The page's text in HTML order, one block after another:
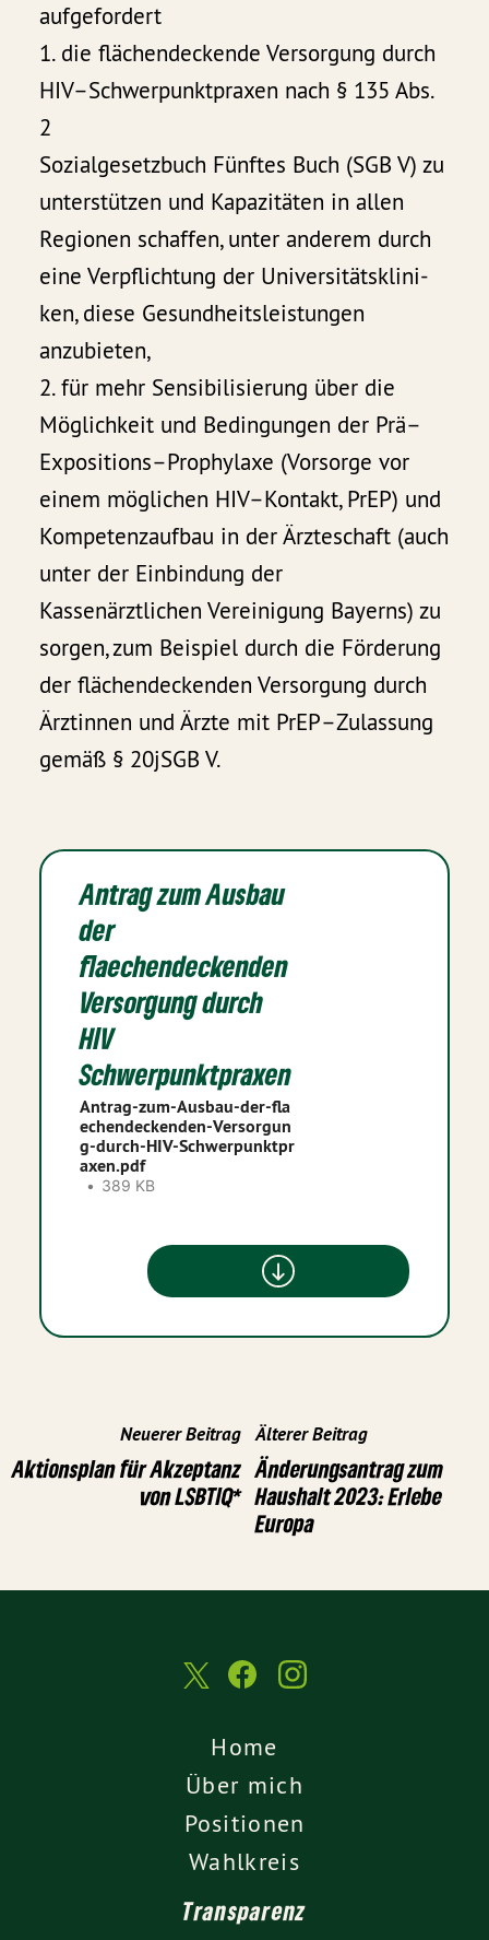
aufgefordert
1. die flächendeckende Versorgung durch
HIV–Schwerpunktpraxen nach § 135 Abs.
2
Sozialgesetzbuch Fünftes Buch (SGB V) zu
unterstützen und Kapazitäten in allen
Regionen schaffen, unter anderem durch
eine Verpflichtung der Universitätsklini-
ken, diese Gesundheitsleistungen
anzubieten,
2. für mehr Sensibilisierung über die
Möglichkeit und Bedingungen der Prä–
Expositions–Prophylaxe (Vorsorge vor
einem möglichen HIV–Kontakt, PrEP) und
Kompetenzaufbau in der Ärzteschaft (auch
unter der Einbindung der
Kassenärztlichen Vereinigung Bayerns) zu
sorgen, zum Beispiel durch die Förderung
der flächendeckenden Versorgung durch
Ärztinnen und Ärzte mit PrEP–Zulassung
gemäß § 20jSGB V.
Antrag zum Ausbau
der
flaechendeckenden
Versorgung durch
HIV
Schwerpunktpraxen
Antrag-zum-Ausbau-der-fla
echendeckenden-Versorgun
g-durch-HIV-Schwerpunktpr
axen.pdf
389 KB
Neuerer Beitrag
Aktionsplan für Akzeptanz
von LSBTIQ*
Älterer Beitrag
Änderungsantrag zum
Haushalt 2023: Erlebe
Europa
Home
Über mich
Positionen
Wahlkreis
Transparenz